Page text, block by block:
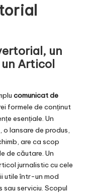
un
Articol
comunicat de
formele de conținut
esențiale. Un
lansare de produs,
are ca scop
de căutare. Un
jurnalistic cu cele
utile într-un mod
serviciu. Scopul